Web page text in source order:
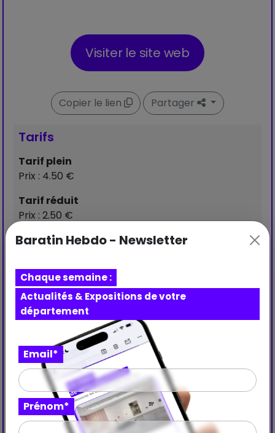
Tarifs
Tarif plein
Prix : 4.50 €
Tarif réduit
Prix : 2.50 €
Corine Borgnet
Visiter le site web
Copier le lien Partager
Baratin Hebdo - Newsletter
Chaque semaine :
Actualités & Expositions de votre
département
Email*
Prénom*